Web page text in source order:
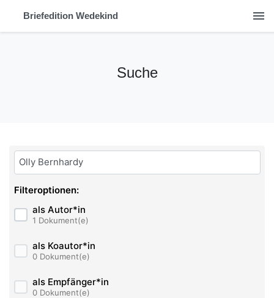
Briefedition Wedekind menu
Suche
Bitte geben Sie hier ihren Suchbegriff ein:
Filteroptionen:
als Autor*in
1 Dokument(e)
als Koautor*in
0 Dokument(e)
als Empfänger*in
0 Dokument(e)